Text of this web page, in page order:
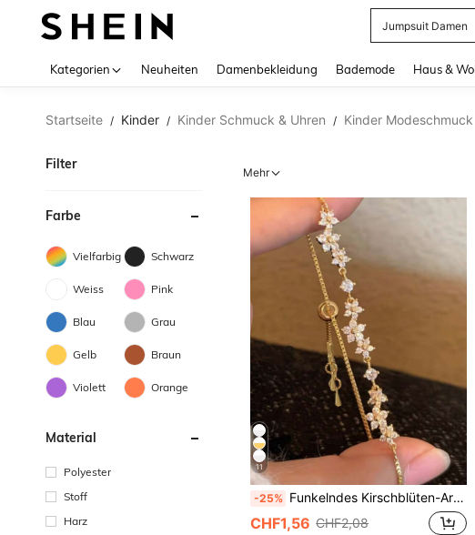
Jumpsuit Damen
Kategorien Neuheiten Damenbekleidung Bademode Haus &
Startseite / Kinder / Kinder Schmuck & Uhren / Kinder Modeschmuck
Filter
Farbe
Vielfarbig Schwarz
Weiss Pink
Blau Grau
Gelb Braun
Violett Orange
Material
Polyester
Stoff
Harz
Mehr
11
-25% Funkelndes Kirschblüten-Armband, Kleine Blumen Serie, Mit Dekoration - Multifunktionales High-End-Accessoire aus Ins-inspirierter Nischenserie, Perfekt für Eleganz
CHF1,56 CHF2,08